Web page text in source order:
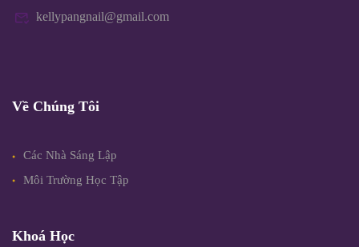
kellypangnail@gmail.com
Về Chúng Tôi
Các Nhà Sáng Lập
Môi Trường Học Tập
Khoá Học